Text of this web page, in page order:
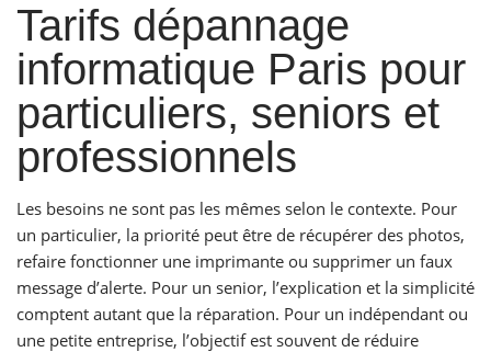
Tarifs dépannage
informatique Paris pour
particuliers, seniors et
professionnels
Les besoins ne sont pas les mêmes selon le contexte. Pour
un particulier, la priorité peut être de récupérer des photos,
refaire fonctionner une imprimante ou supprimer un faux
message d’alerte. Pour un senior, l’explication et la simplicité
comptent autant que la réparation. Pour un indépendant ou
une petite entreprise, l’objectif est souvent de réduire